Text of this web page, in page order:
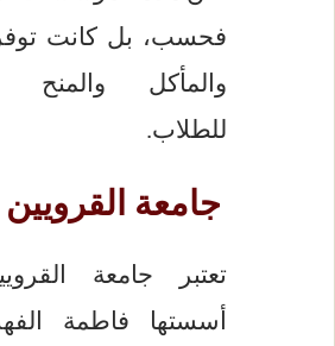
فحسب، بل كانت توفر
والمأكل والمنح
للطلاب.
جامعة القرويين
تعتبر جامعة القرويين
أسستها فاطمة الفهرية